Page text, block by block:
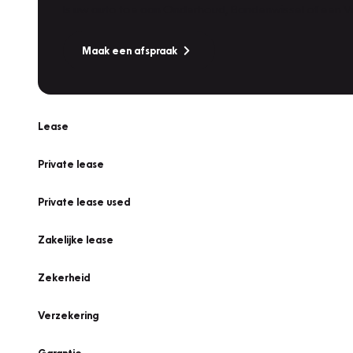
Maak een afspraak
Lease
Private lease
Private lease used
Zakelijke lease
Zekerheid
Verzekering